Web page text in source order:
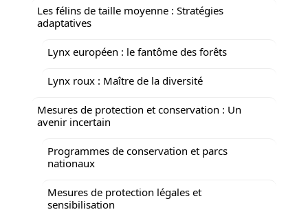
Les félins de taille moyenne : Stratégies
adaptatives
Lynx européen : le fantôme des forêts
Lynx roux : Maître de la diversité
Mesures de protection et conservation : Un
avenir incertain
Programmes de conservation et parcs
nationaux
Mesures de protection légales et
sensibilisation